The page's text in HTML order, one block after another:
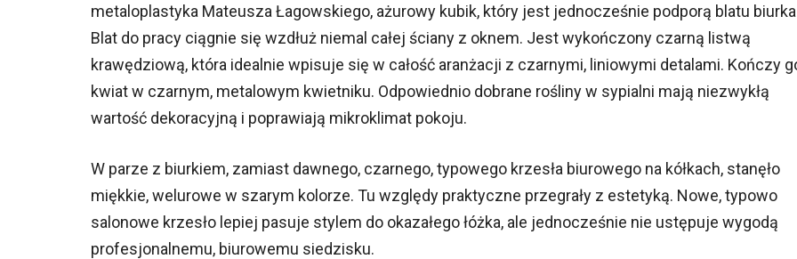
metaloplastyka Mateusza Łagowskiego, ażurowy kubik, który jest jednocześnie podporą blatu
Blat do pracy ciągnie się wzdłuż niemal całej ściany z oknem. Jest wykończony czarną listwą
krawędziową, która idealnie wpisuje się w całość aranżacji z czarnymi, liniowymi detalami. Kończy
kwiat w czarnym, metalowym kwietniku. Odpowiednio dobrane rośliny w sypialni mają niezwykłą
wartość dekoracyjną i poprawiają mikroklimat pokoju.
W parze z biurkiem, zamiast dawnego, czarnego, typowego krzesła biurowego na kółkach, stanęło
miękkie, welurowe w szarym kolorze. Tu względy praktyczne przegrały z estetyką. Nowe, typowo
salonowe krzesło lepiej pasuje stylem do okazałego łóżka, ale jednocześnie nie ustępuje wygodą
profesjonalnemu, biurowemu siedzisku.